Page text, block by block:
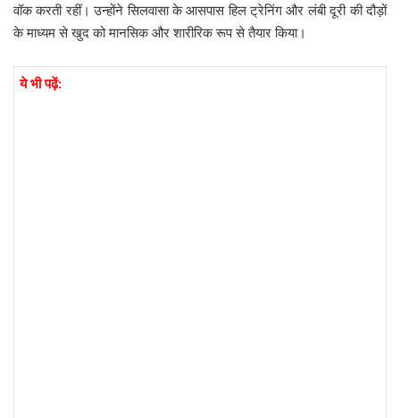
वॉक करती रहीं। उन्होंने सिलवासा के आसपास हिल ट्रेनिंग और लंबी दूरी की दौड़ों
के माध्यम से खुद को मानसिक और शारीरिक रूप से तैयार किया।
ये भी पढ़ें: